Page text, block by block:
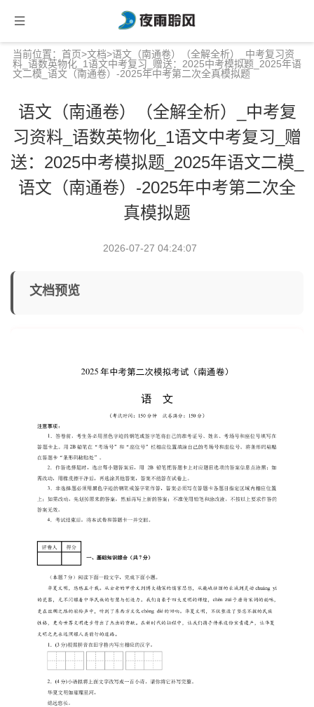
当前位置： 首页>文档>语文（南通卷）（全解全析）_中考复习资
料_语数英物化_1语文中考复习_赠送：2025中考模拟题_2025年语
文二模_语文（南通卷）-2025年中考第二次全真模拟题
语文（南通卷）（全解全析）_中考复
习资料_语数英物化_1语文中考复习_赠
送：2025中考模拟题_2025年语文二模_
语文（南通卷）-2025年中考第二次全
真模拟题
2026-07-27 04:24:07
文档预览